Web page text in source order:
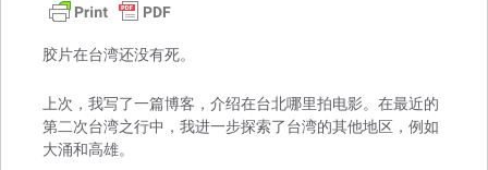
胶片在台湾还没有死。
上次，我写了一篇博客，介绍在台北哪里拍电影。在最近的
第二次台湾之行中，我进一步探索了台湾的其他地区，例如
大涌和高雄。